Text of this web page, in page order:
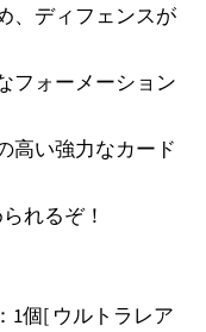
、ディフェンスが
フォーメーション
高い強力なカード
れるぞ！
1個[ ウルトラレア